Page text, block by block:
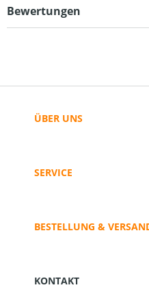
Bewertungen
ÜBER UNS
SERVICE
BESTELLUNG &
KONTAKT